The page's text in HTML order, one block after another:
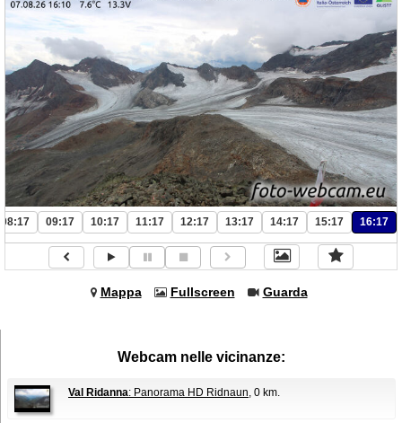
08:17 09:17 10:17 11:17 12:17 13:17 14:17 15:17 16:17
Mappa Fullscreen Guarda
Webcam nelle vicinanze:
Val Ridanna: Panorama HD Ridnaun, 0 km.